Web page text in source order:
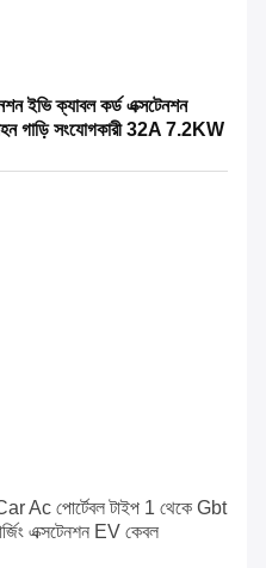
ইভি ক্যাবল কর্ড এক্সটেনশন
গাড়ি সংযোগকারী 32A 7.2KW
Ac পোর্টেবল টাইপ 1 থেকে Gbt
এক্সটেনশন EV কেবল